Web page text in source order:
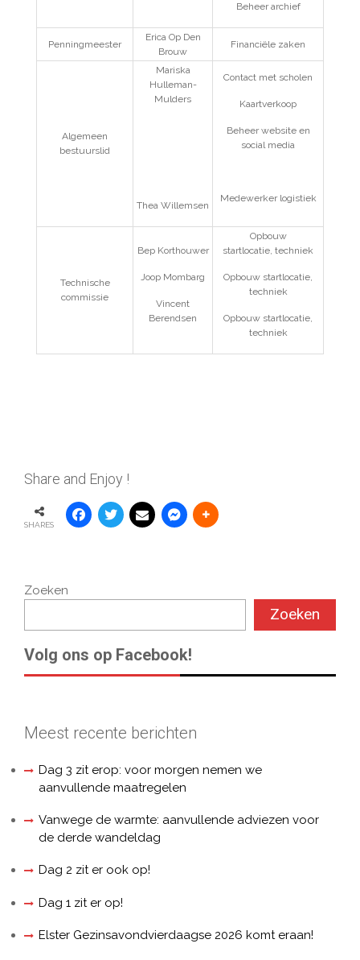
Beheer archief
Penningmeester
Erica Op Den
Brouw
Financiële zaken
Algemeen
bestuurslid
Mariska
Hulleman-
Mulders
Thea Willemsen
Contact met scholen
Kaartverkoop
Beheer website en
social media
Medewerker logistiek
Technische
commissie
Bep Korthouwer
Joop Mombarg
Vincent
Berendsen
Opbouw
startlocatie, techniek
Opbouw startlocatie,
techniek
Opbouw startlocatie,
techniek
Share and Enjoy !
SHARES
Zoeken
Zoeken
Volg ons op Facebook!
Meest recente berichten
Dag 3 zit erop: voor morgen nemen we
aanvullende maatregelen
Vanwege de warmte: aanvullende adviezen voor
de derde wandeldag
Dag 2 zit er ook op!
Dag 1 zit er op!
Elster Gezinsavondvierdaagse 2026 komt eraan!